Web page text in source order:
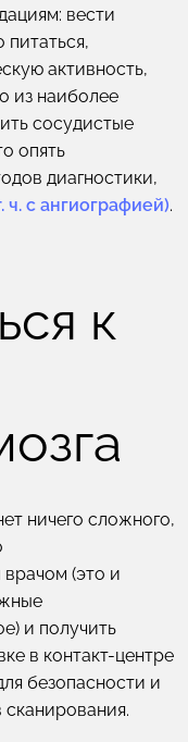
вести
активность,
из наиболее
сосудистые
опять
диагностики,
ч. с ангиографией).
к
ничего сложного,
(это и
и получить
в контакт-центре
безопасности и
сканирования.